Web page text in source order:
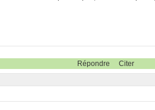
Répondre Citer